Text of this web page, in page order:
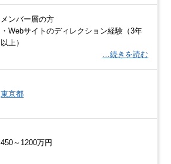
メンバー層の方
・Webサイトのディレクション経験（3年
以上）
…続きを読む
東京都
450～1200万円